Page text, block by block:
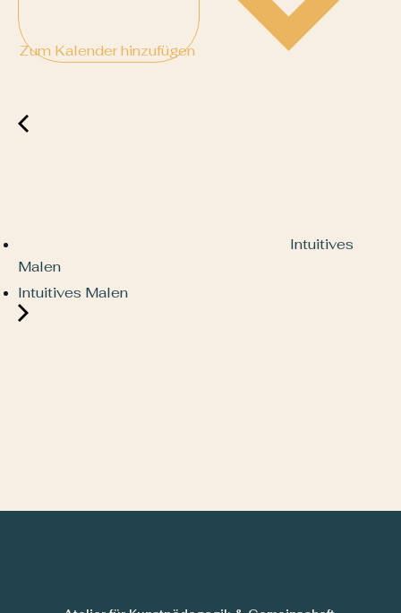
Zum Kalender hinzufügen
Intuitives
Malen
Intuitives Malen